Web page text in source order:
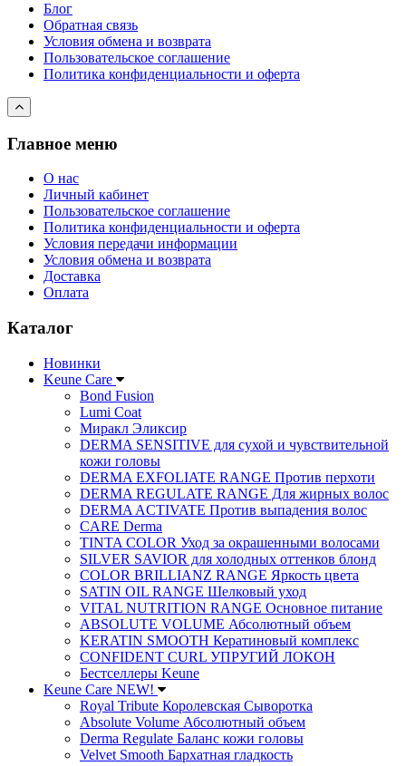
Блог
Обратная связь
Условия обмена и возврата
Пользовательское соглашение
Политика конфиденциальности и оферта
Главное меню
О нас
Личный кабинет
Пользовательское соглашение
Политика конфиденциальности и оферта
Условия передачи информации
Условия обмена и возврата
Доставка
Оплата
Каталог
Новинки
Keune Care
Bond Fusion
Lumi Coat
Миракл Эликсир
DERMA SENSITIVE для сухой и чувствительной
кожи головы
DERMA EXFOLIATE RANGE Против перхоти
DERMA REGULATE RANGE Для жирных волос
DERMA ACTIVATE Против выпадения волос
CARE Derma
TINTA COLOR Уход за окрашенными волосами
SILVER SAVIOR для холодных оттенков блонд
COLOR BRILLIANZ RANGE Яркость цвета
SATIN OIL RANGE Шелковый уход
VITAL NUTRITION RANGE Основное питание
ABSOLUTE VOLUME Абсолютный объем
KERATIN SMOOTH Кератиновый комплекс
CONFIDENT CURL УПРУГИЙ ЛОКОН
Бестселлеры Keune
Keune Care NEW!
Royal Tribute Королевская Сыворотка
Absolute Volume Абсолютный объем
Derma Regulate Баланс кожи головы
Velvet Smooth Бархатная гладкость